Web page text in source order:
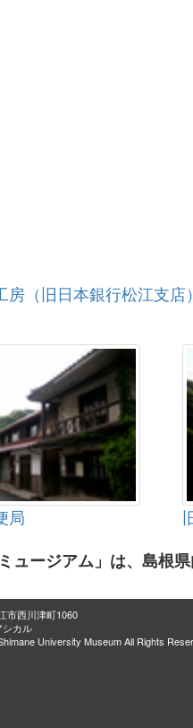
房（旧日本銀行松江支店
局
ュージアム」は、島根
市西川津町1060
カル
University Museum All Rights